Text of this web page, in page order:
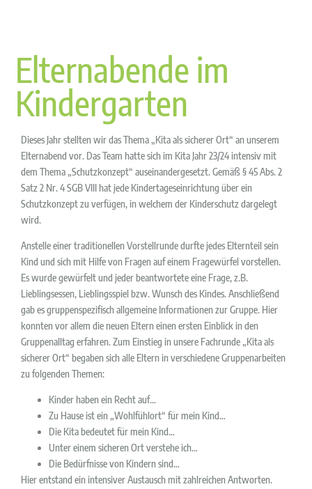
Elternabende im
Kindergarten
Dieses Jahr stellten wir das Thema „Kita als sicherer Ort“ an unserem
Elternabend vor. Das Team hatte sich im Kita Jahr 23/24 intensiv mit
dem Thema „Schutzkonzept“ auseinandergesetzt. Gemäß § 45 Abs. 2
Satz 2 Nr. 4 SGB VIII hat jede Kindertageseinrichtung über ein
Schutzkonzept zu verfügen, in welchem der Kinderschutz dargelegt
wird.
Anstelle einer traditionellen Vorstellrunde durfte jedes Elternteil sein
Kind und sich mit Hilfe von Fragen auf einem Fragewürfel vorstellen.
Es wurde gewürfelt und jeder beantwortete eine Frage, z.B.
Lieblingsessen, Lieblingsspiel bzw. Wunsch des Kindes. Anschließend
gab es gruppenspezifisch allgemeine Informationen zur Gruppe. Hier
konnten vor allem die neuen Eltern einen ersten Einblick in den
Gruppenalltag erfahren. Zum Einstieg in unsere Fachrunde „Kita als
sicherer Ort“ begaben sich alle Eltern in verschiedene Gruppenarbeiten
zu folgenden Themen:
Kinder haben ein Recht auf…
Zu Hause ist ein „Wohlfühlort“ für mein Kind…
Die Kita bedeutet für mein Kind…
Unter einem sicheren Ort verstehe ich…
Die Bedürfnisse von Kindern sind…
Hier entstand ein intensiver Austausch mit zahlreichen Antworten.